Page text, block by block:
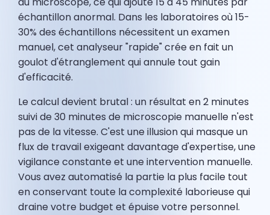
échantillon anormal. Dans les laboratoires où 15-
30% des échantillons nécessitent un examen
manuel, cet analyseur "rapide" crée en fait un
goulot d'étranglement qui annule tout gain
d'efficacité.
Le calcul devient brutal : un résultat en 2 minutes
suivi de 30 minutes de microscopie manuelle n'est
pas de la vitesse. C'est une illusion qui masque un
flux de travail exigeant davantage d'expertise, une
vigilance constante et une intervention manuelle.
Vous avez automatisé la partie la plus facile tout
en conservant toute la complexité laborieuse qui
draine votre budget et épuise votre personnel.